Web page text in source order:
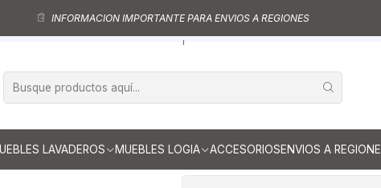
LAVADEROS MUEBLES LOGIA ACCESORIOSENVIOS A
INFORMACION IMPORTANTE PARA ENVIOS A REGIONES
vanitorios aereo doble Mueble vanitorios aereo - Doble de cuarzo
Doble Aéreo de 150 cm con cubierta de cuarzo / M4-1533 -DA /
|
con cubierta de
Provenzal
Cantidad
Agregar